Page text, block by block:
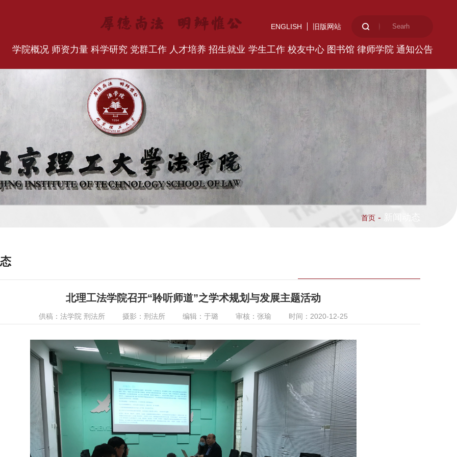
ENGLISH 旧版网站
学院概况 师资力量 科学研究 党群工作 人才培养 招生就业 学生工作 校友中心 图书馆 律师学院 通知公告
首页 -
北理工法学院召开“聆听师道”之学术规划与发展主题活动
供稿：法学院 刑法所 摄影：刑法所 编辑：于璐 审核：张瑜 时间：2020-12-25